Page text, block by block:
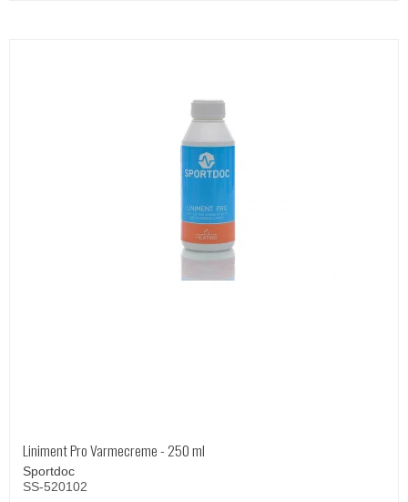
Liniment Pro Varmecreme - 250 ml
Sportdoc
SS-520102